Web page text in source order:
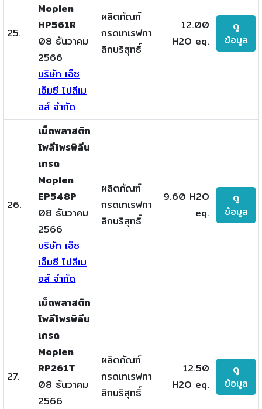
25.
Moplen
HP561R
08 ธันวาคม
2566
บริษัท เอ็ช
เอ็มซี โปลีเม
อส์ จำกัด
ผลิตภัณฑ์
กรดเทเรฟทา
ลิกบริสุทธิ์
12.00
H2O eq.
ดู
ข้อมูล
26.
เม็ดพลาสติก
โพลีโพรพิลีน
เกรด
Moplen
EP548P
08 ธันวาคม
2566
บริษัท เอ็ช
เอ็มซี โปลีเม
อส์ จำกัด
ผลิตภัณฑ์
กรดเทเรฟทา
ลิกบริสุทธิ์
9.60 H2O
eq.
ดู
ข้อมูล
27.
เม็ดพลาสติก
โพลีโพรพิลีน
เกรด
Moplen
RP261T
08 ธันวาคม
2566
ผลิตภัณฑ์
กรดเทเรฟทา
ลิกบริสุทธิ์
12.50
H2O eq.
ดู
ข้อมูล